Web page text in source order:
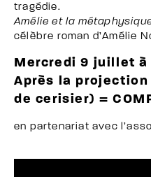
tragédie.
Amélie et la
célèbre roman d’Amélie
Mercredi 9 juillet à
Après la
de cerisier) =
en partenariat avec